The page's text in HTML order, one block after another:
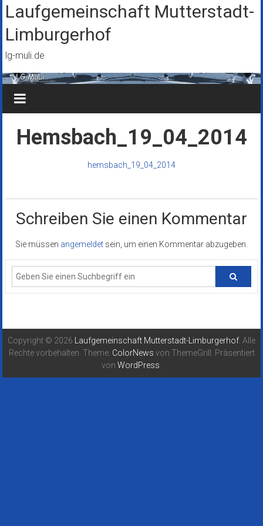
Zum
Inhalt
springen
Laufgemeinschaft Mutterstadt-
Limburgerhof
lg-muli.de
Hemsbach_19_04_2014
hemsbach_19_04_2014
Schreiben Sie einen Kommentar
Sie müssen angemeldet sein, um einen Kommentar abzugeben.
Copyright © 2026 Laufgemeinschaft Mutterstadt-Limburgerhof . Alle
Rechte vorbehalten. Theme: ColorNews von ThemeGrill. Präsentiert
von WordPress